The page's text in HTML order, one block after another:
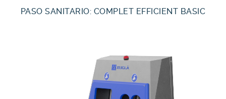
PASO SANITARIO: COMPLET EFFICIENT BASIC